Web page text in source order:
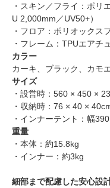
・スキン／フライ：ポリ
U 2,000mm／UV50+）
・フロア：ポリオックス
・フレーム：TPUエアチ
カラー
カーキ、ブラック、カモ
サイズ
・設営時：560 × 450 ×
・収納時：76 × 40 ×
・インナーテント：幅
重量
・本体：約15.8kg
・インナー：約3kg
細部まで配慮した安心設